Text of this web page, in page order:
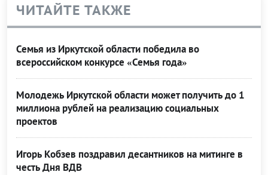
ЧИТАЙТЕ ТАКЖЕ
Семья из Иркутской области победила во
всероссийском конкурсе «Семья года»
Молодежь Иркутской области может получить до 1
миллиона рублей на реализацию социальных
проектов
Игорь Кобзев поздравил десантников на митинге в
честь Дня ВДВ